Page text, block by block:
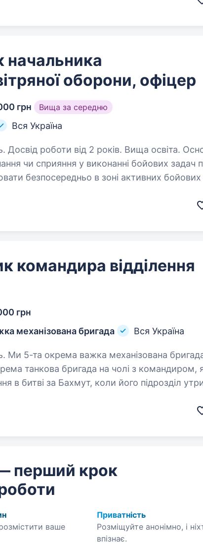
начальника
оборони, офіцер
грн Вища за середню
Вся Україна
роботи від 2 років. Вища освіта. Основні
безпосередньо в зоні активних бойових дій;
командира відділення
грн
механізована бригада
Вся Україна
танкова бригада на чолі з командиром,
в битві за Бахмут, коли його підрозділ
перший крок
ваше
Приватність
Розміщуйте анонімно, і
впізнає.